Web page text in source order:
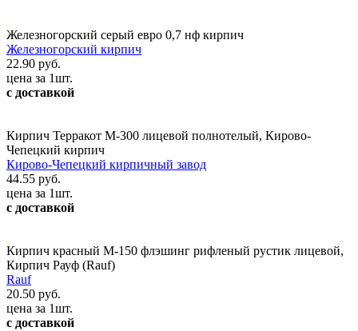
Железногорский серый евро 0,7 нф кирпич
Железногорский кирпич
22.90 руб.
цена за 1шт.
с доставкой
Кирпич Терракот М-300 лицевой полнотелый, Кирово-
Чепецкий кирпич
Кирово-Чепецкий кирпичный завод
44.55 руб.
цена за 1шт.
с доставкой
Кирпич красный М-150 флэшинг рифленый рустик лицевой,
Кирпич Рауф (Rauf)
Rauf
20.50 руб.
цена за 1шт.
с доставкой